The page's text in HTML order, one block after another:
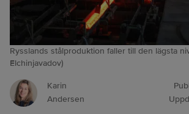
Rysslands stålproduktion faller till den lägsta
Elchinjavadov)
Karin
Andersen